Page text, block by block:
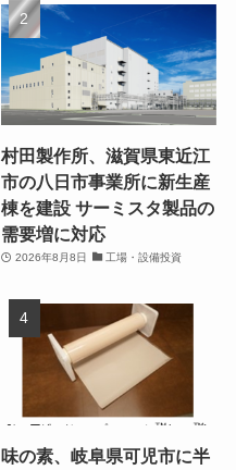
村田製作所、滋賀県東近江
市の八日市事業所に新生産
棟を建設 サーミスタ製品の
需要増に対応
2026年8月8日 工場・設備投資
味の素、岐阜県可児市に半